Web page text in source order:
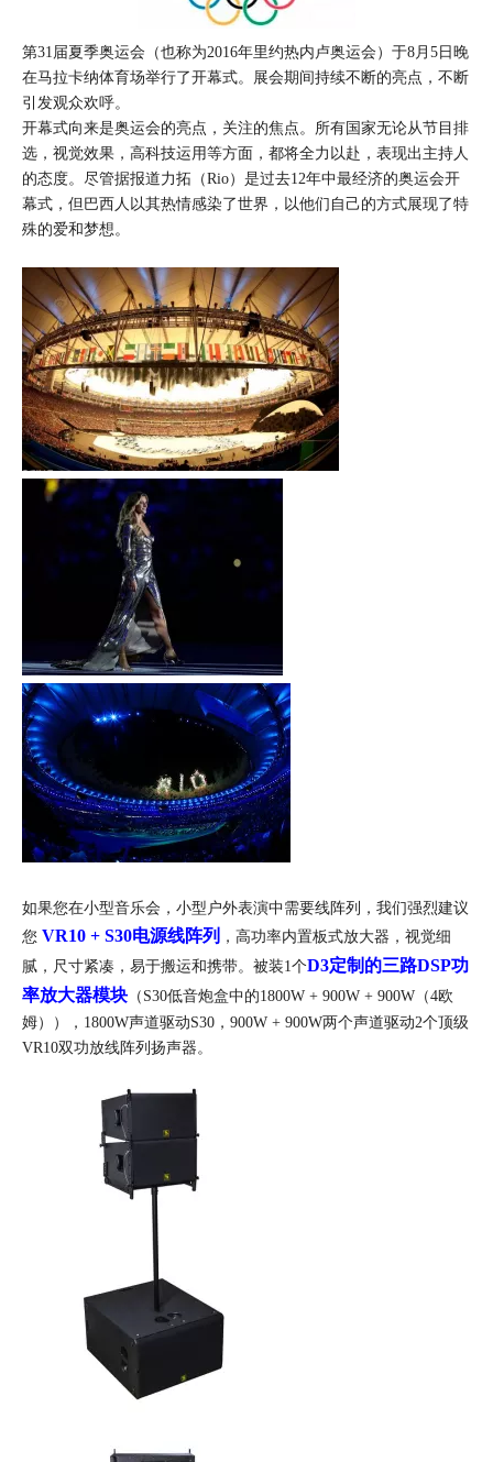
第31届夏季奥运会（也称为2016年里约热内卢奥运会）于8月5日晚
在马拉卡纳体育场举行了开幕式。展会期间持续不断的亮点，不断
引发观众欢呼。
开幕式向来是奥运会的亮点，关注的焦点。所有国家无论从节目排
选，视觉效果，高科技运用等方面，都将全力以赴，表现出主持人
的态度。尽管据报道力拓（Rio）是过去12年中最经济的奥运会开
幕式，但巴西人以其热情感染了世界，以他们自己的方式展现了特
殊的爱和梦想。
如果您在小型音乐会，小型户外表演中需要线阵列，我们强烈建议
您 VR10 + S30电源线阵列 ，高功率内置板式放大器，视觉细
腻，尺寸紧凑，易于搬运和携带。被装1个D3定制的三路DSP功
率放大器模块 （S30低音炮盒中的1800W + 900W + 900W（4欧
姆）），1800W声道驱动S30，900W + 900W两个声道驱动2个顶级
VR10双功放线阵列扬声器。